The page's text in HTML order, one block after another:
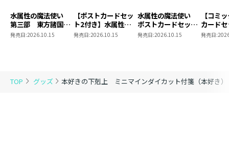
TOP グッズ 本好きの下剋上 ミニマインダイカット付箋（本好き）
水属性の魔法使い
第三部 東方諸国編
8 同時発売まとめ
発売日:2026.10.15
【ポストカードセッ
ト2付き】水属性の
魔法使い 第三部
発売日:2026.10.15
水属性の魔法使い
ポストカードセット
2
発売日:2026.10.15
【コミ
カード
き】恋
とに？
＠
発売日: